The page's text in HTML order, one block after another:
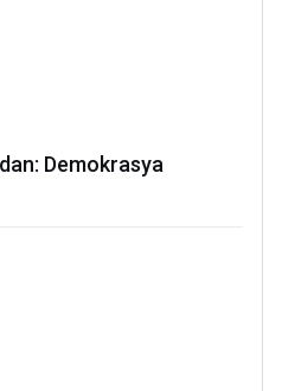
Demokrasya